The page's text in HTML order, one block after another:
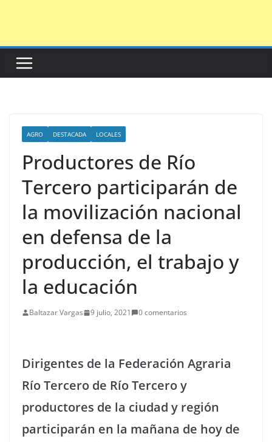
AGRO DESTACADA LOCALES
Productores de Río
Tercero participarán de
la movilización nacional
en defensa de la
producción, el trabajo y
la educación
Baltazar Vargas 9 julio, 2021 0 comentarios
Dirigentes de la Federación Agraria
Río Tercero de Río Tercero y
productores de la ciudad y región
participarán en la mañana de hoy de